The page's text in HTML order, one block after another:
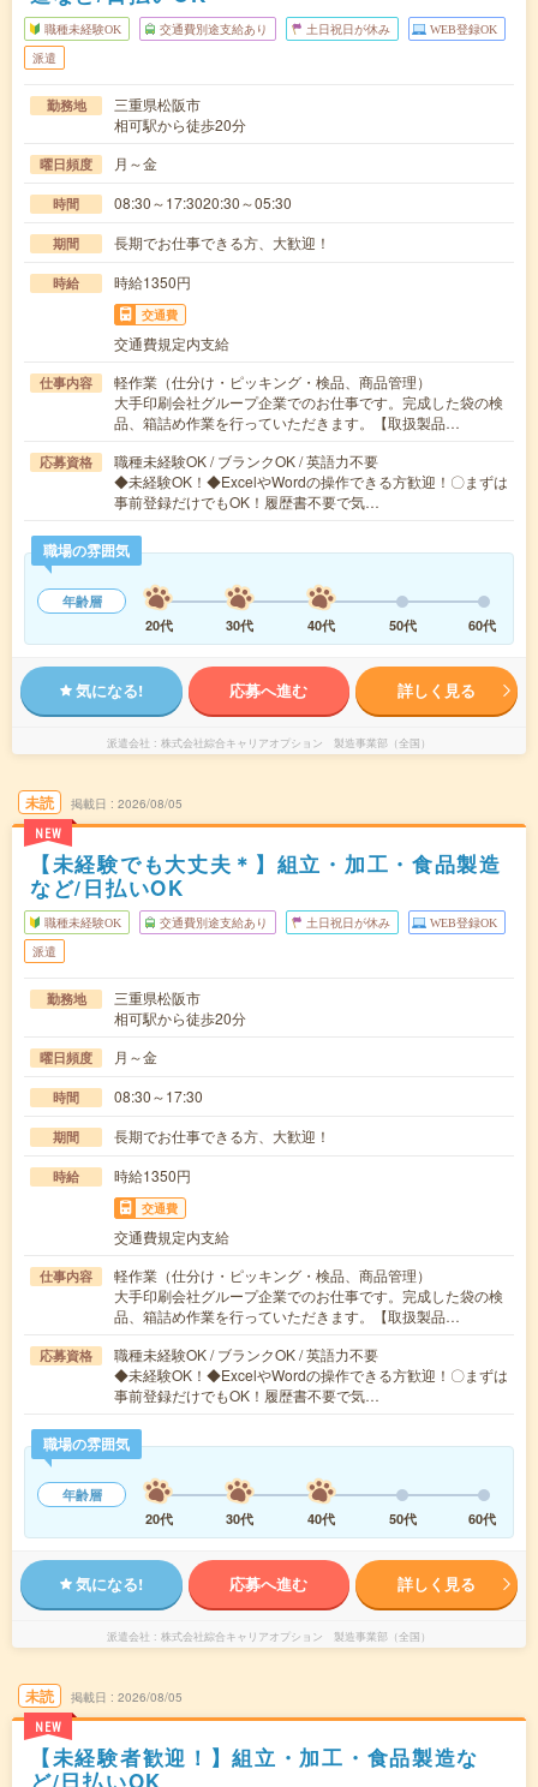
職種未経験OK 交通費別途支給あり 土日祝日が休み WEB登録OK
派遣
勤務地
三重県松阪市
相可駅から徒歩20分
曜日頻度 月～金
時間 08:30～17:3020:30～05:30
期間 長期でお仕事できる方、大歓迎！
時給 時給1350円
交通費
交通費規定内支給
仕事内容
軽作業（仕分け・ピッキング・検品、商品管理）
大手印刷会社グループ企業でのお仕事です。完成した袋の検
品、箱詰め作業を行っていただきます。【取扱製品…
応募資格
職種未経験OK / ブランクOK / 英語力不要
◆未経験OK！◆ExcelやWordの操作できる方歓迎！〇まずは
事前登録だけでもOK！履歴書不要で気…
職場の雰囲気
年齢層
20代
30代 40代 50代 60代
気になる! 応募へ進む 詳しく見る
派遣会社 株式会社綜合キャリアオプション 製造事業部（全国）
未読
NEW
掲載日 2026/08/05
【未経験でも大丈夫＊】組立・加工・食品製造
など/日払いOK
職種未経験OK 交通費別途支給あり 土日祝日が休み WEB登録OK
派遣
勤務地
三重県松阪市
相可駅から徒歩20分
曜日頻度 月～金
時間 08:30～17:30
期間 長期でお仕事できる方、大歓迎！
時給 時給1350円
交通費
交通費規定内支給
仕事内容
軽作業（仕分け・ピッキング・検品、商品管理）
大手印刷会社グループ企業でのお仕事です。完成した袋の検
品、箱詰め作業を行っていただきます。【取扱製品…
応募資格
職種未経験OK / ブランクOK / 英語力不要
◆未経験OK！◆ExcelやWordの操作できる方歓迎！〇まずは
事前登録だけでもOK！履歴書不要で気…
職場の雰囲気
年齢層
20代
30代 40代 50代 60代
気になる! 応募へ進む 詳しく見る
派遣会社 株式会社綜合キャリアオプション 製造事業部（全国）
未読
NEW
掲載日 2026/08/05
【未経験者歓迎！】組立・加工・食品製造な
ど/日払いOK